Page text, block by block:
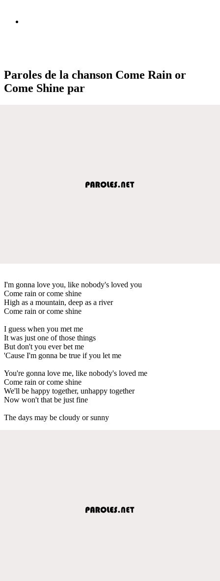
Paroles de la chanson Come Rain or
Come Shine par
I'm gonna love you, like nobody's loved you
Come rain or come shine
High as a mountain, deep as a river
Come rain or come shine
I guess when you met me
It was just one of those things
But don't you ever bet me
'Cause I'm gonna be true if you let me
You're gonna love me, like nobody's loved me
Come rain or come shine
We'll be happy together, unhappy together
Now won't that be just fine
The days may be cloudy or sunny